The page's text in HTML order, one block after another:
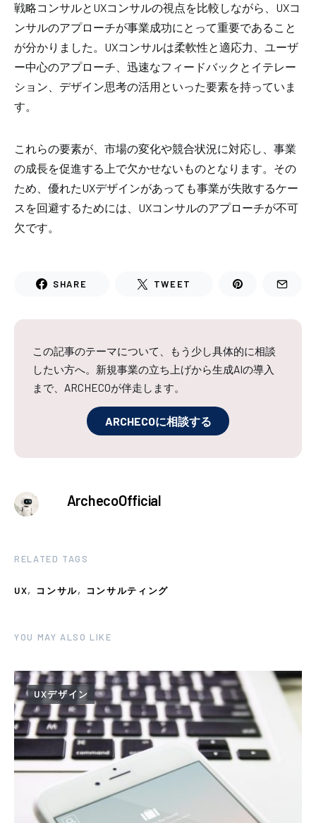
戦略コンサルとUXコンサルの視点を比較しながら、UXコ
ンサルのアプローチが事業成功にとって重要であること
が分かりました。UXコンサルは柔軟性と適応力、ユーザ
ー中心のアプローチ、迅速なフィードバックとイテレー
ション、デザイン思考の活用といった要素を持っていま
す。
これらの要素が、市場の変化や競合状況に対応し、事業
の成長を促進する上で欠かせないものとなります。その
ため、優れたUXデザインがあっても事業が失敗するケー
スを回避するためには、UXコンサルのアプローチが不可
欠です。
SHARE TWEET
この記事のテーマについて、もう少し具体的に相談
したい方へ。新規事業の立ち上げから生成AIの導入
まで、ARCHECOが伴走します。
ARCHECOに相談する
ArchecoOfficial
RELATED TAGS
UX, コンサル, コンサルティング
YOU MAY ALSO LIKE
UXデザイン